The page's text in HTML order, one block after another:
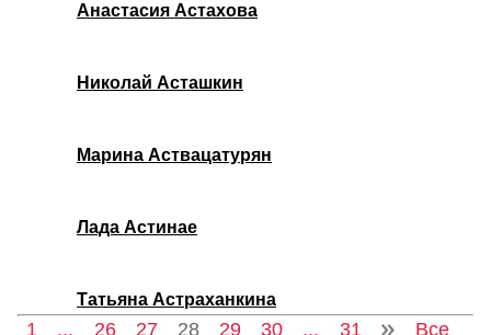
Анастасия Астахова
Николай Асташкин
Марина Аствацатурян
Лада Астинае
Татьяна Астраханкина
1 ... 26 27 28 29 30 ... 31 Все